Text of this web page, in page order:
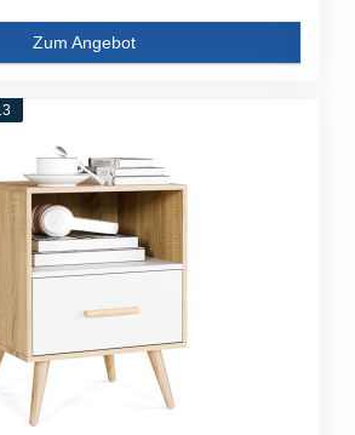
Zum Angebot